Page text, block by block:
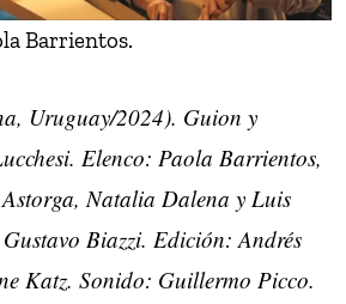
Barrientos.
Uruguay/2024). Guion y
Elenco: Paola Barrientos,
Natalia Dalena y Luis
Biazzi. Edición: Andrés
Katz. Sonido: Guillermo Picco.